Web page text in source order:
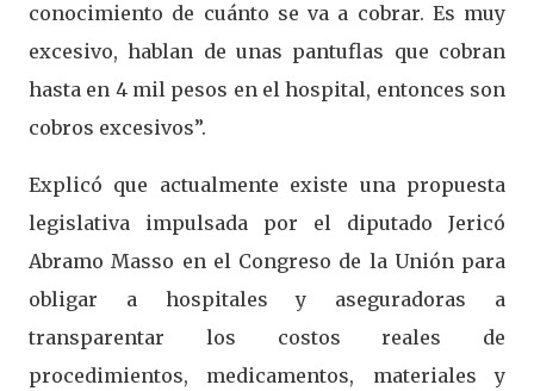
conocimiento de cuánto se va a cobrar. Es muy
excesivo, hablan de unas pantuflas que cobran
hasta en 4 mil pesos en el hospital, entonces son
cobros excesivos”.
Explicó que actualmente existe una propuesta
legislativa impulsada por el diputado Jericó
Abramo Masso en el Congreso de la Unión para
obligar a hospitales y aseguradoras a
transparentar los costos reales de
procedimientos, medicamentos, materiales y